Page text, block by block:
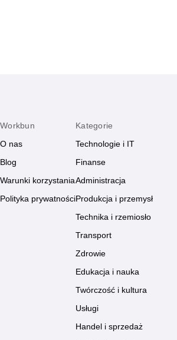
Workbun
O nas
Blog
Warunki korzystania
Polityka prywatności
Kategorie
Technologie i IT
Finanse
Administracja
Produkcja i przemysł
Technika i rzemiosło
Transport
Zdrowie
Edukacja i nauka
Twórczość i kultura
Usługi
Handel i sprzedaż